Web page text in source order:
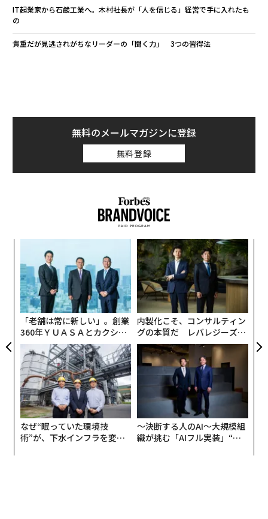
IT起業家から石鹸工業へ。木村社長が「人を信じる」経営で手に入れたも
の
貴重だが見逃されがちなリーダーの「聞く力」 3つの習得法
無料のメールマガジンに登録
無料登録
「老舗は常に新しい」。創業
360年ＹＵＡＳＡとカクシン
CEO田尻望が語る、AIを超え
る人の価値
内製化こそ、コンサルティン
グの本質だ レバレジーズが
実践する、次世代ファームの
全貌
なぜ“眠っていた環境技
術”が、下水インフラを変え
〜決断する人のAI〜大規模組
織が挑む「AIフル実装」“使